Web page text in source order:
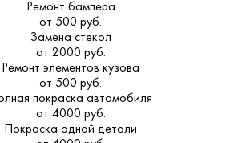
Ремонт бампера
от 500 руб.
Замена стекол
от 2000 руб.
Ремонт элементов кузова
от 500 руб.
покраска автомобиля
от 4000 руб.
Покраска одной детали